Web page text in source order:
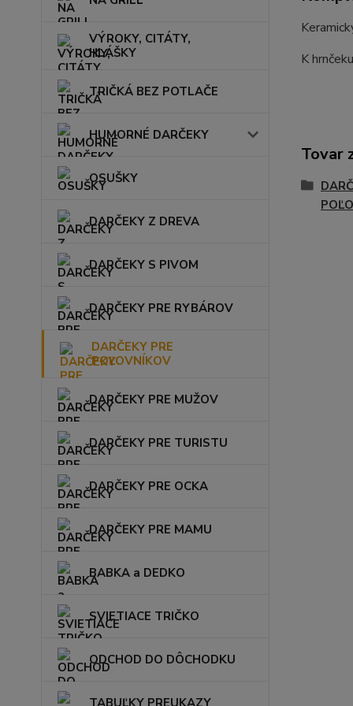
VÝROKY, CITÁTY,
HLÁŠKY
TRIČKÁ BEZ POTLAČE
HUMORNÉ DARČEKY
OSUŠKY
DARČEKY Z DREVA
DARČEKY S PIVOM
DARČEKY PRE RYBÁROV
DARČEKY PRE
POĽOVNÍKOV
DARČEKY PRE MUŽOV
DARČEKY PRE TURISTU
DARČEKY PRE OCKA
DARČEKY PRE MAMU
BABKA a DEDKO
SVIETIACE TRIČKO
ODCHOD DO DÔCHODKU
TABUĽKY PREUKAZY
K
Tovar